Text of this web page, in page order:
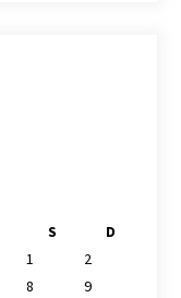
S
D
1
2
8
9